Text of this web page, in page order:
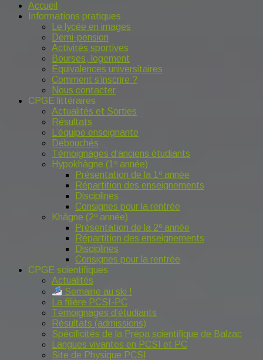
Accueil
Informations pratiques
Le lycée en images
Demi-pension
Activités sportives
Bourses, logement
Equivalences universitaires
Comment s’inscrire ?
Nous contacter
CPGE littéraires
Actualités et Sorties
Résultats
L’équipe enseignante
Débouchés
Témoignages d’anciens étudiants
Hypokhâgne (1º année)
Présentation de la 1º année
Répartition des enseignements
Disciplines
Consignes pour la rentrée
Khâgne (2º année)
Présentation de la 2º année
Répartition des enseignements
Disciplines
Consignes pour la rentrée
CPGE scientifiques
Actualités
Semaine au ski !
La filière PCSI-PC
Témoignages d’étudiants
Résultats (admissions)
Spécificités de la Prépa scientifique de Balzac
Langues vivantes en PCSI et PC
Site de Physique PCSI